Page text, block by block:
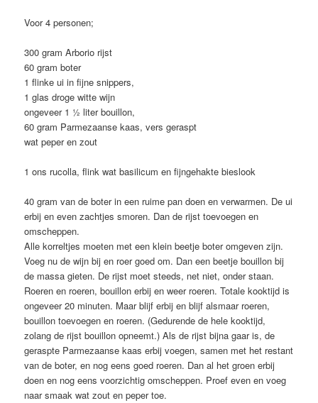
Voor 4 personen;
300 gram Arborio rijst
60 gram boter
1 flinke ui in fijne snippers,
1 glas droge witte wijn
ongeveer 1 ½ liter bouillon,
60 gram Parmezaanse kaas, vers geraspt
wat peper en zout
1 ons rucolla, flink wat basilicum en fijngehakte bieslook
40 gram van de boter in een ruime pan doen en verwarmen. De ui
erbij en even zachtjes smoren. Dan de rijst toevoegen en
omscheppen.
Alle korreltjes moeten met een klein beetje boter omgeven zijn.
Voeg nu de wijn bij en roer goed om. Dan een beetje bouillon bij
de massa gieten. De rijst moet steeds, net niet, onder staan.
Roeren en roeren, bouillon erbij en weer roeren. Totale kooktijd is
ongeveer 20 minuten. Maar blijf erbij en blijf alsmaar roeren,
bouillon toevoegen en roeren. (Gedurende de hele kooktijd,
zolang de rijst bouillon opneemt.) Als de rijst bijna gaar is, de
geraspte Parmezaanse kaas erbij voegen, samen met het restant
van de boter, en nog eens goed roeren. Dan al het groen erbij
doen en nog eens voorzichtig omscheppen. Proef even en voeg
naar smaak wat zout en peper toe.